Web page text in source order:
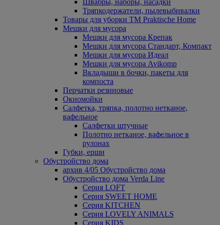
Швабры, наборы, насадки
Тряпкодержатели, пылевыбивалки
Товары для уборки ТМ Praktische Home
Мешки для мусора
Мешки для мусора Крепак
Мешки для мусора Стандарт, Компакт
Мешки для мусора Идеал
Мешки для мусора Avikomp
Вкладыши в бочки, пакеты для
компоста
Перчатки резиновые
Окномойки
Салфетка, тряпка, полотно нетканое,
вафельное
Салфетки штучные
Полотно нетканое, вафельное в
рулонах
Губки, ерши
Обустройство дома
архив 4/05 Обустройство дома
Обустройство дома Verda Line
Серия LOFT
Серия SWEET HOME
Серия KITCHEN
Серия LOVELY ANIMALS
Серия KIDS